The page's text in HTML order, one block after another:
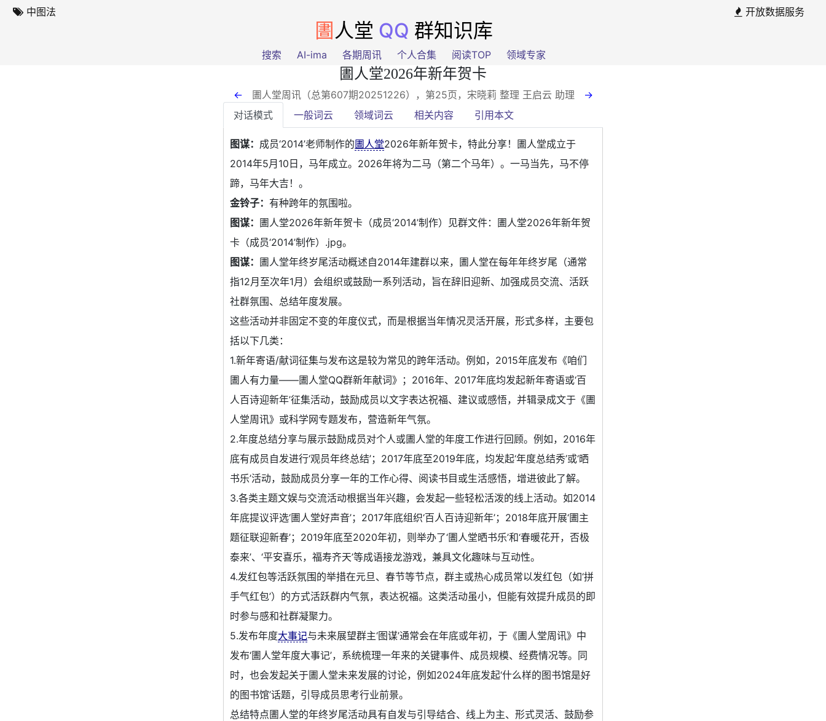
中图法 开放数据服务
圕 人堂 QQ 群知识库
搜索 AI-ima 各期周讯 个人合集 阅读TOP 领域专家
圕人堂2026年新年贺卡
← 圕人堂周讯（总第607期20251226），第25页 ，宋晓莉 整理 王启云 助理
→
对话模式
一般词云 领域词云 相关内容 引用本文
图谋： 成员‘2014’老师制作的圕人堂2026年新年贺卡，特此分享！圕人堂成立于
2014年5月10日，马年成立。2026年将为二马（第二个马年）。一马当先，马不停
蹄，马年大吉！。
金铃子：有种跨年的氛围啦。
图谋： 圕人堂2026年新年贺卡（成员‘2014’制作）见群文件：圕人堂2026年新年贺
卡（成员‘2014’制作）.jpg。
图谋： 圕人堂年终岁尾活动概述自2014年建群以来，圕人堂在每年年终岁尾（通常
指12月至次年1月）会组织或鼓励一系列活动，旨在辞旧迎新、加强成员交流、活跃
社群氛围、总结年度发展。
这些活动并非固定不变的年度仪式，而是根据当年情况灵活开展，形式多样，主要包
括以下几类：
1.新年寄语/献词征集与发布这是较为常见的跨年活动。例如，2015年底发布《咱们
圕人有力量——圕人堂QQ群新年献词》；2016年、2017年底均发起新年寄语或‘百
人百诗迎新年’征集活动，鼓励成员以文字表达祝福、建议或感悟，并辑录成文于《圕
人堂周讯》或科学网专题发布，营造新年气氛。
2.年度总结分享与展示鼓励成员对个人或圕人堂的年度工作进行回顾。例如，2016年
底有成员自发进行‘观员年终总结’；2017年底至2019年底，均发起‘年度总结秀’或‘晒
书乐’活动，鼓励成员分享一年的工作心得、阅读书目或生活感悟，增进彼此了解。
3.各类主题文娱与交流活动根据当年兴趣，会发起一些轻松活泼的线上活动。如2014
年底提议评选‘圕人堂好声音’；2017年底组织‘百人百诗迎新年’；2018年底开展‘圕主
题征联迎新春’；2019年底至2020年初，则举办了‘圕人堂晒书乐’和‘春暖花开，否极
泰来’、‘平安喜乐，福寿齐天’等成语接龙游戏，兼具文化趣味与互动性。
4.发红包等活跃氛围的举措在元旦、春节等节点，群主或热心成员常以发红包（如‘拼
手气红包’）的方式活跃群内气氛，表达祝福。这类活动虽小，但能有效提升成员的即
时参与感和社群凝聚力。
5.发布年度大事记与未来展望群主‘图谋’通常会在年底或年初，于《圕人堂周讯》中
发布‘圕人堂年度大事记’，系统梳理一年来的关键事件、成员规模、经费情况等。同
时，也会发起关于圕人堂未来发展的讨论，例如2024年底发起‘什么样的图书馆是好
的图书馆’话题，引导成员思考行业前景。
总结特点圕人堂的年终岁尾活动具有自发与引导结合、线上为主、形式灵活、鼓励参